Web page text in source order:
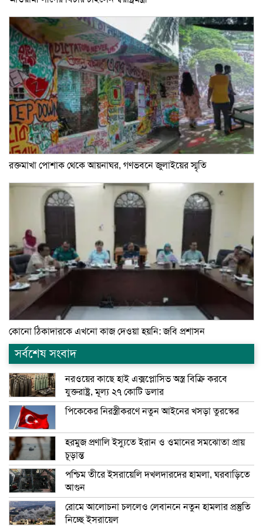
রক্তমাখা পোশাক থেকে আয়নাঘর, গণভবনে জুলাইয়ের স্মৃতি
কোনো ঠিকাদারকে এখনো কাজ দেওয়া হয়নি: জবি প্রশাসন
সর্বশেষ সংবাদ
নরওয়ের কাছে হাই এক্সপ্লোসিভ অস্ত্র বিক্রি করবে
যুক্তরাষ্ট্র, মূল্য ২৭ কোটি ডলার
পিকেকের নিরস্ত্রীকরণে নতুন আইনের খসড়া তুরস্কের
হরমুজ প্রণালি ইস্যুতে ইরান ও ওমানের সমঝোতা প্রায়
চূড়ান্ত
পশ্চিম তীরে ইসরায়েলি দখলদারদের হামলা, ঘরবাড়িতে
আগুন
রোমে আলোচনা চললেও লেবাননে নতুন হামলার প্রস্তুতি
নিচ্ছে ইসরায়েল